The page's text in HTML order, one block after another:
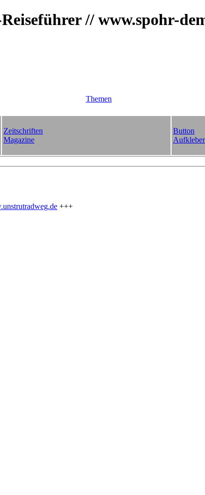
// www.spohr-
Themen
Zeitschriften
Magazine
Button
Aufkleber
+++